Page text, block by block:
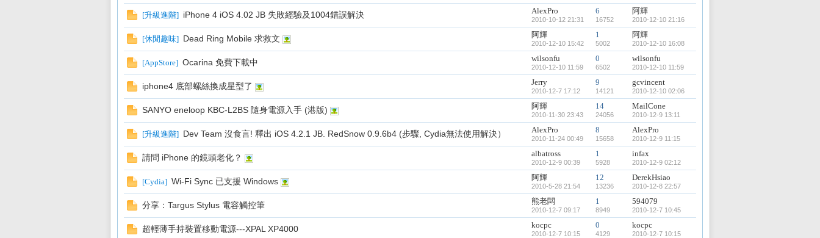
[升級進階] iPhone 4 iOS 4.02 JB 失敗經驗及1004錯誤解決 AlexPro
2010-10-12 21:31
6
16752
阿輝
2010-12-10 21:16
[休閒趣味] Dead Ring Mobile 求救文 阿輝
2010-12-10 15:42
1
5002
阿輝
2010-12-10 16:08
[AppStore] Ocarina 免費下載中 wilsonfu
2010-12-10 11:59
0
6502
wilsonfu
2010-12-10 11:59
iphone4 底部螺絲換成星型了 Jerry
2010-12-7 17:12
9
14121
gcvincent
2010-12-10 02:06
SANYO eneloop KBC-L2BS 隨身電源入手 (港版) 阿輝
2010-11-30 23:43
14
24056
MailCone
2010-12-9 13:11
[升級進階] Dev Team 沒食言! 釋出 iOS 4.2.1 JB. RedSnow 0.9.6b4 (步驟, Cydia無法使用解決） AlexPro
2010-11-24 00:49
8
15658
AlexPro
2010-12-9 11:15
請問 iPhone 的鏡頭老化？ albatross
2010-12-9 00:39
1
5928
infax
2010-12-9 02:12
[Cydia] Wi-Fi Sync 已支援 Windows 阿輝
2010-5-28 21:54
12
13236
DerekHsiao
2010-12-8 22:57
分享：Targus Stylus 電容觸控筆 熊老闆
2010-12-7 09:17
1
8949
594079
2010-12-7 10:45
超輕薄手持裝置移動電源---XPAL XP4000 kocpc
2010-12-7 10:15
0
4129
kocpc
2010-12-7 10:15